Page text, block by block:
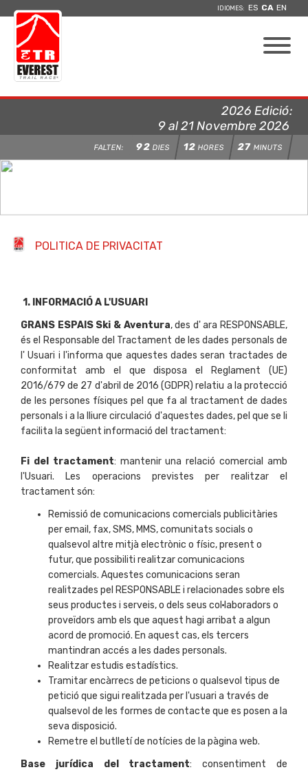
IDIOMES: ES CA EN
2026 Edició:
9 al 21 Novembre 2026
FALTEN: 92 DIES 12 HORES 27 MINUTS
POLITICA DE PRIVACITAT
1. INFORMACIÓ A L'USUARI
GRANS ESPAIS Ski & Aventura, des d' ara RESPONSABLE,
és el Responsable del Tractament de les dades personals de
l' Usuari i l'informa que aquestes dades seran tractades de
conformitat amb el que disposa el Reglament (UE)
2016/679 de 27 d'abril de 2016 (GDPR) relatiu a la protecció
de les persones físiques pel que fa al tractament de dades
personals i a la lliure circulació d'aquestes dades, pel que se li
facilita la següent informació del tractament:
Fi del tractament: mantenir una relació comercial amb
l'Usuari. Les operacions previstes per realitzar el
tractament són:
Remissió de comunicacions comercials publicitàries
per email, fax, SMS, MMS, comunitats socials o
qualsevol altre mitjà electrònic o físic, present o
futur, que possibiliti realitzar comunicacions
comercials. Aquestes comunicacions seran
realitzades pel RESPONSABLE i relacionades sobre els
seus productes i serveis, o dels seus col·laboradors o
proveïdors amb els que aquest hagi arribat a algun
acord de promoció. En aquest cas, els tercers
mantindran accés a les dades personals.
Realitzar estudis estadístics.
Tramitar encàrrecs de peticions o qualsevol tipus de
petició que sigui realitzada per l'usuari a través de
qualsevol de les formes de contacte que es posen a la
seva disposició.
Remetre el butlletí de notícies de la pàgina web.
Base jurídica del tractament: consentiment de